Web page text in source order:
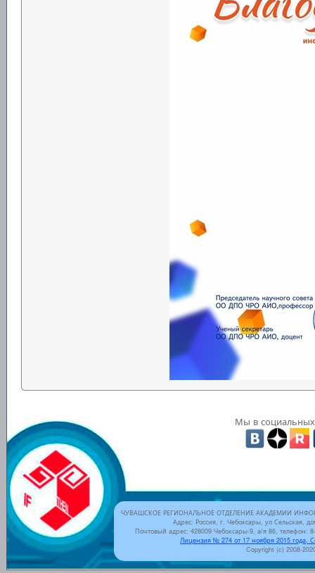
Мы в социальных
ЧУВАШСКОЕ РЕГИОНАЛЬНОЕ ОТДЕЛЕНИЕ АКАДЕМИИ
Адрес: Россия, г. Чебоксары, ул Сельская,
Почтовый адрес: 428009 Чебоксары-9, а/я 86, телефон:
Лицензия № 274 от 17 ноября 2015 года,
Copyright (c) 2008-